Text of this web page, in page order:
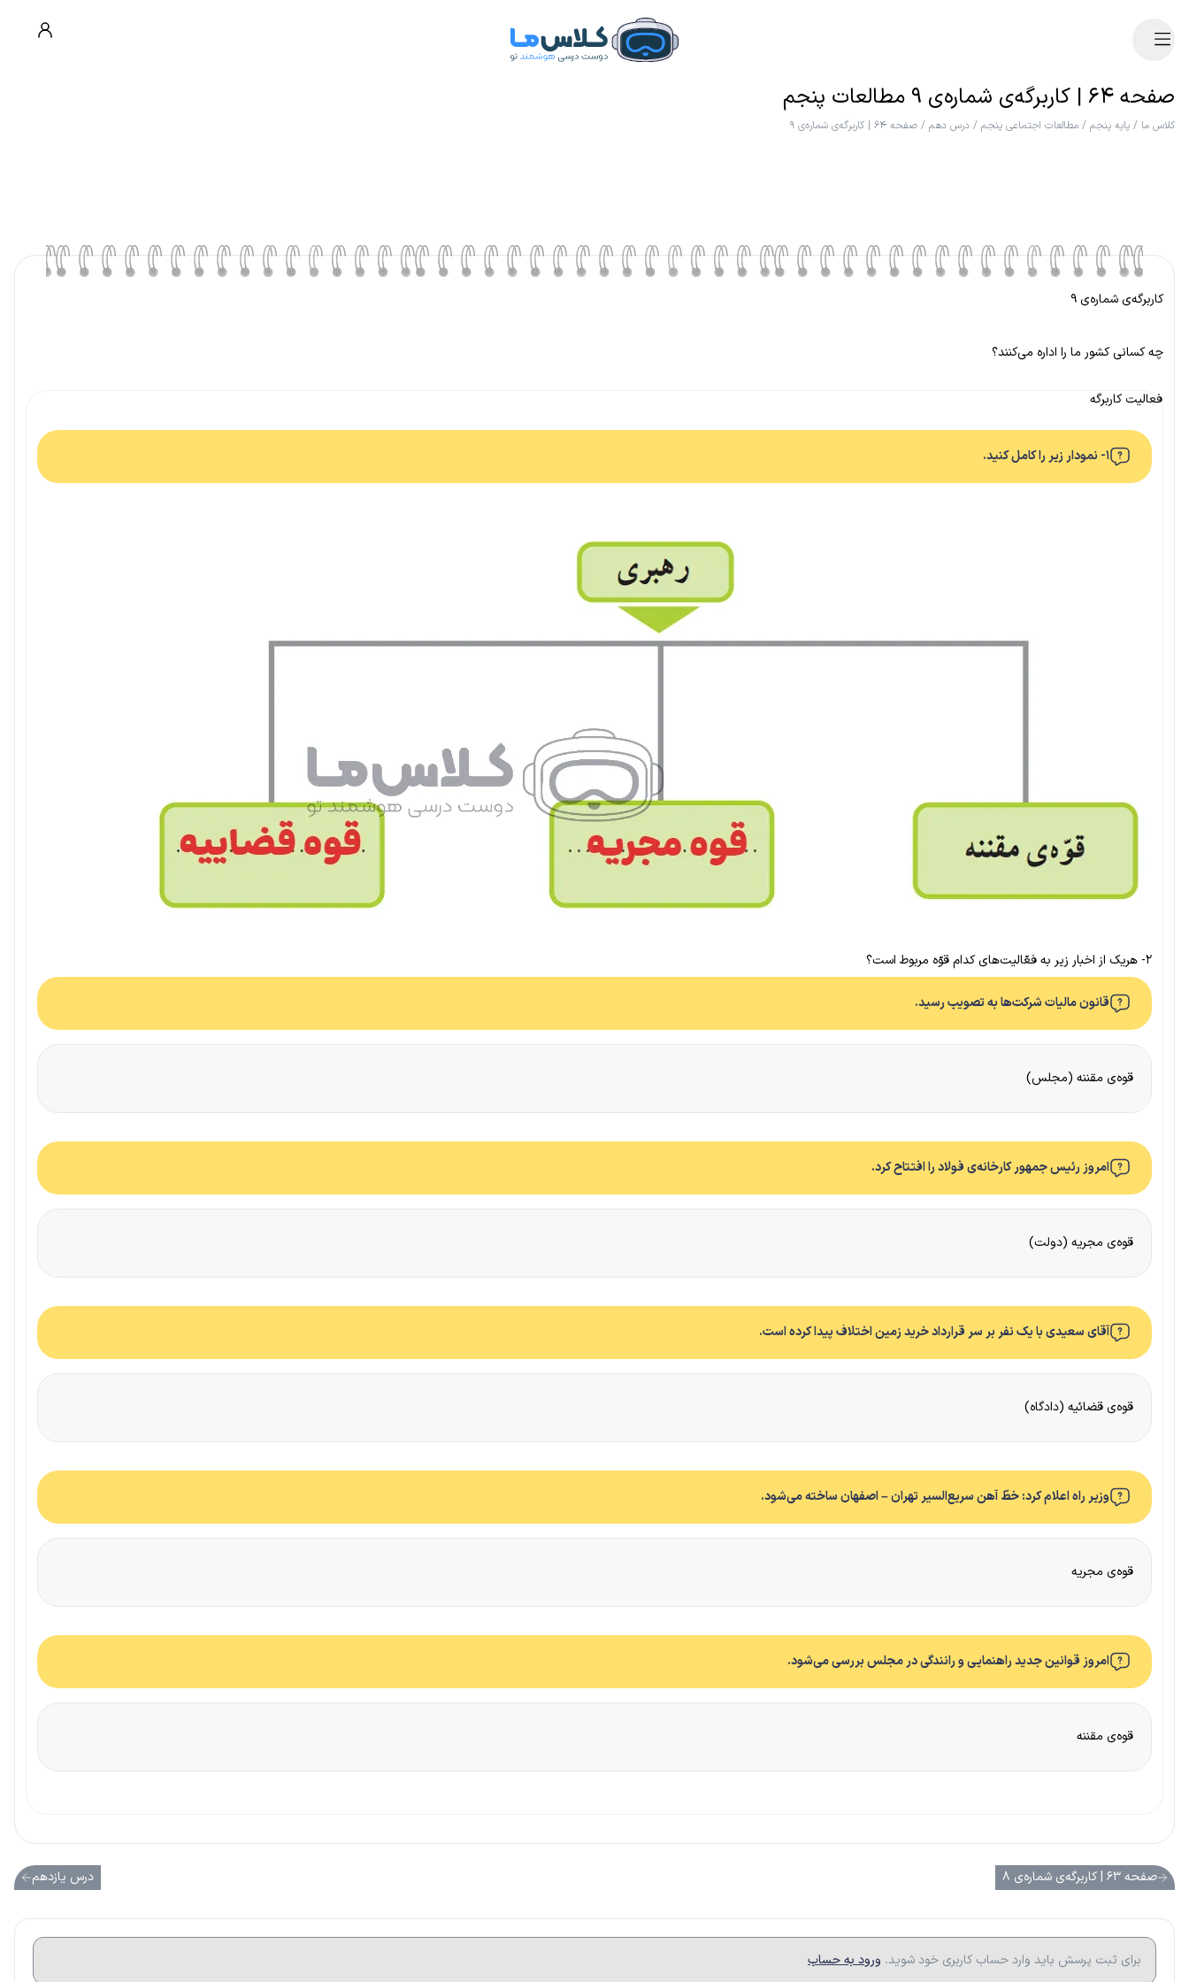
صفحه ۶۴ | کاربرگه‌ی شماره‌ی ۹ مطالعات پنجم
کلاس ما / پایه پنجم / مطالعات اجتماعی پنجم / درس دهم / صفحه ۶۴ | کاربرگه‌ی شماره‌ی ۹
کاربرگه‌ی شماره‌ی ۹
چه کسانی کشور ما را اداره می‌کنند؟
فعالیت کاربرگه
۱- نمودار زیر را کامل کنید.
۲- هریک از اخبار زیر به فعّالیت‌های کدام قوّه مربوط است؟
قانون مالیات شرکت‌ها به تصویب رسید.
قوه‌ی مقننه (مجلس)
امروز رئیس جمهور کارخانه‌ی فولاد را افتتاح کرد.
قوه‌ی مجریه (دولت)
آقای سعیدی با یک نفر بر سر قرارداد خرید زمین اختلاف پیدا کرده است.
قوه‌ی قضائیه (دادگاه)
وزیر راه اعلام کرد: خطّ آهن سریع‌السیر تهران – اصفهان ساخته می‌شود.
قوه‌ی مجریه
امروز قوانین جدید راهنمایی و رانندگی در مجلس بررسی می‌شود.
قوه‌ی مقننه
صفحه ۶۳ | کاربرگه‌ی شماره‌ی ۸ درس یازدهم
برای ثبت پرسش باید وارد حساب کاربری خود شوید. ورود به حساب